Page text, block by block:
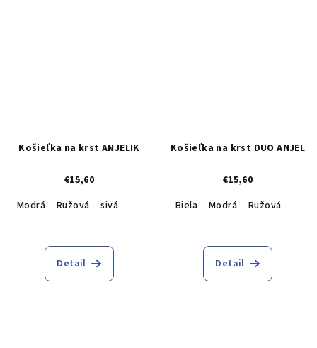
Košieľka na krst ANJELIK
€15,60
Modrá
Ružová sivá
Detail
Košieľka na krst DUO ANJEL
€15,60
Biela
Modrá Ružová
Detail